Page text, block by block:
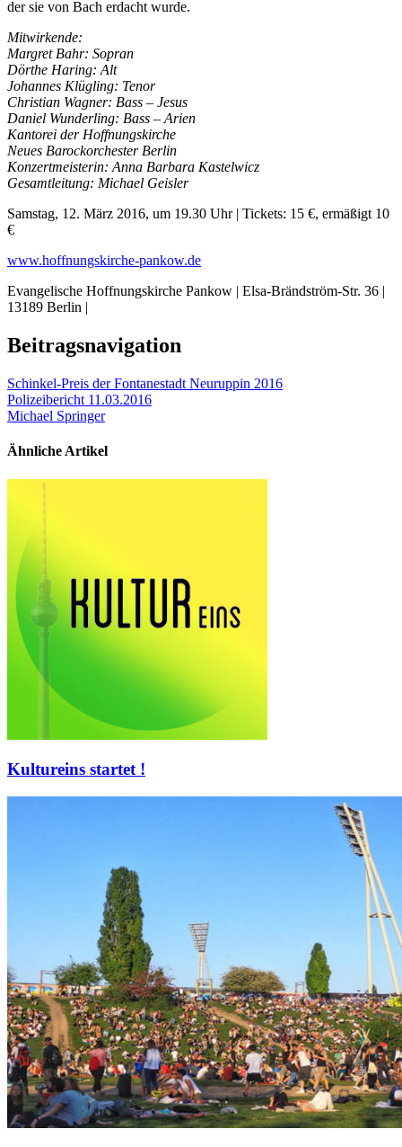
der sie von Bach erdacht wurde.
Mitwirkende:
Margret Bahr: Sopran
Dörthe Haring: Alt
Johannes Klügling: Tenor
Christian Wagner: Bass – Jesus
Daniel Wunderling: Bass – Arien
Kantorei der Hoffnungskirche
Neues Barockorchester Berlin
Konzertmeisterin: Anna Barbara Kastelwicz
Gesamtleitung: Michael Geisler
Samstag, 12. März 2016, um 19.30 Uhr | Tickets: 15 €, ermäßigt 10
€
www.hoffnungskirche-pankow.de
Evangelische Hoffnungskirche Pankow | Elsa-Brändström-Str. 36 |
13189 Berlin |
Beitragsnavigation
Schinkel-Preis der Fontanestadt Neuruppin 2016
Polizeibericht 11.03.2016
Michael Springer
Ähnliche Artikel
Kultureins startet !